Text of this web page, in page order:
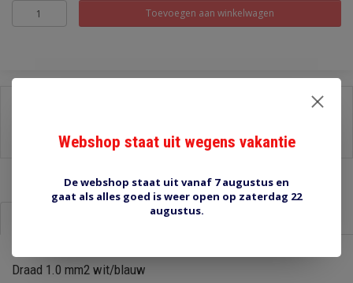
Toevoegen aan winkelwagen
Afdrukken
Reviews (0)
Draad 1.0 mm2 wit/blauw
Webshop staat uit wegens vakantie
De webshop staat uit vanaf 7 augustus en
gaat als alles goed is weer open op zaterdag 22
augustus.